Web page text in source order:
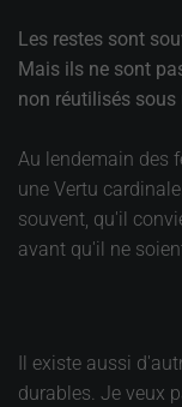
Les restes sont
Mais ils ne sont
non réutilisés
Au lendemain des
une Vertu
souvent, qu'il
avant qu'il ne
Il existe aussi
durables. Je veux